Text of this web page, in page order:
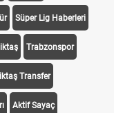
Süper Lig Haberleri
Trabzonspor
Transfer
Aktif Sayaç